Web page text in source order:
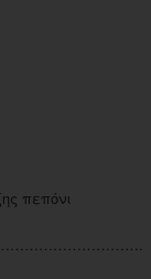
πεπόνι